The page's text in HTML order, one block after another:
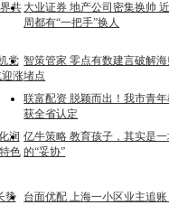
共 大业证券 地产公司密集换帅
周都有“一把手”换人
党
涨
智策管家 零点有数建言破解
堵点
联富配资 脱颖而出！我市青
获全省认定
润
色
亿牛策略 教育孩子，其实是
的“妥协”
势
台面优配 上海一小区业主追